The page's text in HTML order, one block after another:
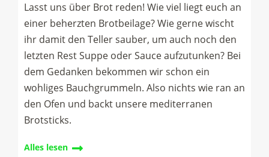
Lasst uns über Brot reden! Wie viel liegt euch an
einer beherzten Brotbeilage? Wie gerne wischt
ihr damit den Teller sauber, um auch noch den
letzten Rest Suppe oder Sauce aufzutunken? Bei
dem Gedanken bekommen wir schon ein
wohliges Bauchgrummeln. Also nichts wie ran an
den Ofen und backt unsere mediterranen
Brotsticks.
Alles lesen